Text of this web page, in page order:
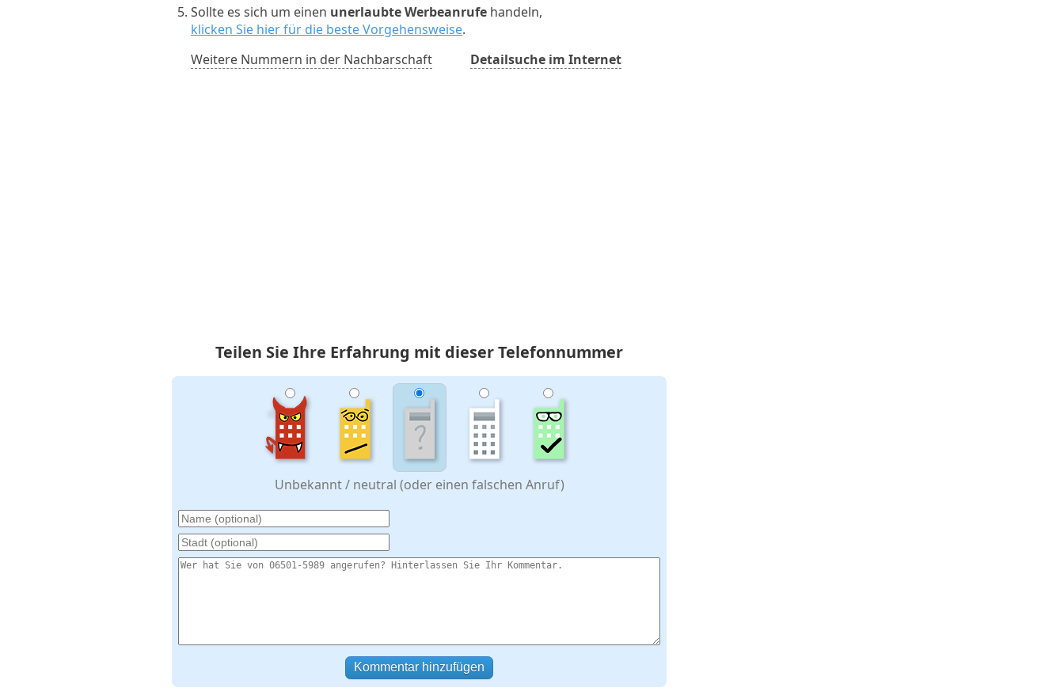
Sollte es sich um einen unerlaubte Werbeanrufe handeln,
klicken Sie hier für die beste Vorgehensweise.
Weitere Nummern in der Nachbarschaft
Detailsuche im Internet
Teilen Sie Ihre Erfahrung mit dieser Telefonnummer
Unbekannt / neutral (oder einen falschen Anruf)
Kommentar hinzufügen